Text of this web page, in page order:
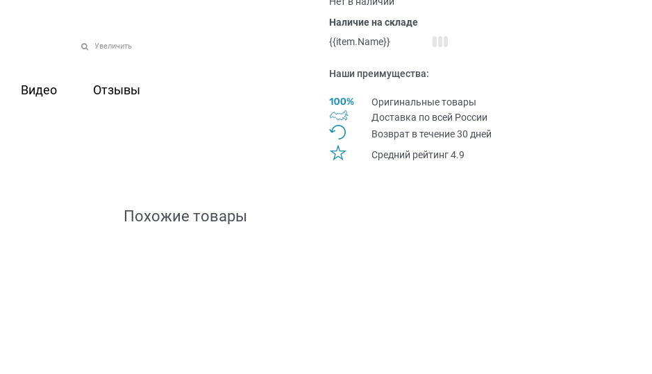
Увеличить
Видео Отзывы
Наличие на складе
{{item.Name}}
Наши преимущества:
Оригинальные товары
Доставка по всей Pоссии
Возврат в течение 30 дней
Средний рейтинг 4.9
Похожие товары